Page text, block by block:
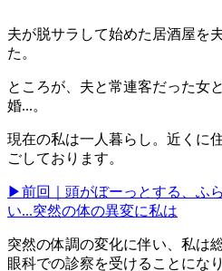
夫が脱サラして始めた居酒屋を
た。
ところが、夫と常連客だった女
婚...。
現在の私は一人暮らし。近くに
ごしております。
▶前回｜頭がぼーっとする、ふ
い...突然の体の異変に私は
突然の体調の変化に伴い、私は
眼科での診察を受けることにな